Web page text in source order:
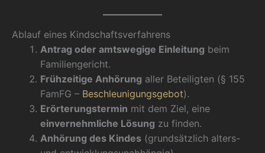
Ablauf eines Kindschaftsverfahrens
Antrag oder amtswegige Einleitung beim
Familiengericht.
Frühzeitige Anhörung aller Beteiligten (§ 155
FamFG – Beschleunigungsgebot).
Erörterungstermin mit dem Ziel, eine
einvernehmliche Lösung zu finden.
Anhörung des Kindes (grundsätzlich alters-